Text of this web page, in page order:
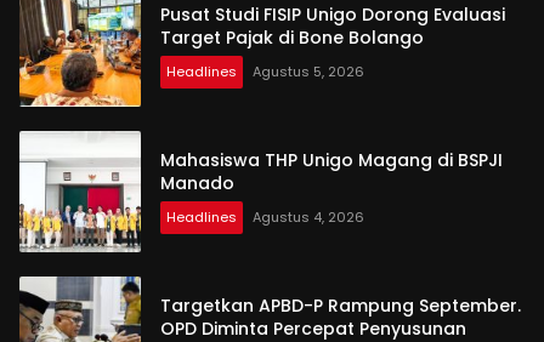
Pusat Studi FISIP Unigo Dorong Evaluasi
Target Pajak di Bone Bolango
Headlines Agustus 5, 2026
Mahasiswa THP Unigo Magang di BSPJI
Manado
Headlines Agustus 4, 2026
Targetkan APBD-P Rampung September.
OPD Diminta Percepat Penyusunan